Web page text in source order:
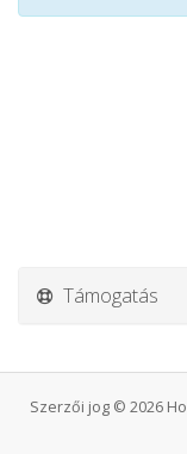
Támogatás
Szerzői jog © 2026